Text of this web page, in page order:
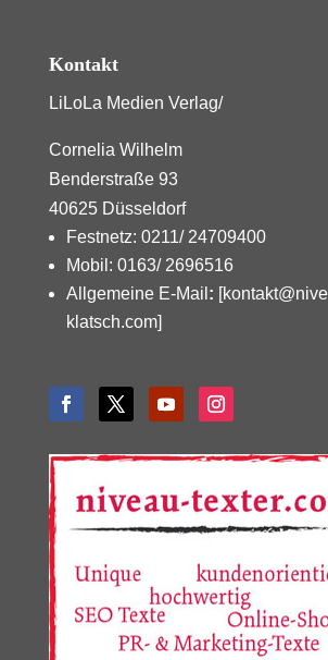
Kontakt
LiLoLa Medien Verlag/
Cornelia Wilhelm
Benderstraße 93
40625 Düsseldorf
Festnetz: 0211/ 24709400
Mobil: 0163/ 2696516
Allgemeine E-Mail :
klatsch.com]